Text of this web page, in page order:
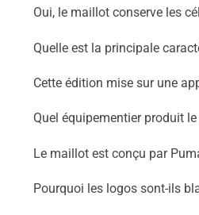
Oui, le maillot conserve les
Quelle est la principale
Cette édition mise sur une
Quel équipementier produit
Le maillot est conçu par
Pourquoi les logos sont-ils